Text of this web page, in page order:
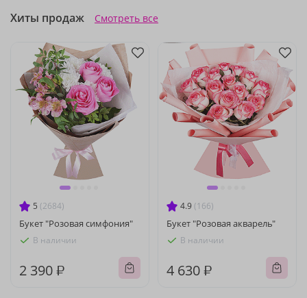
Хиты продаж Смотреть все
5 (2684)
Букет "Розовая симфония"
В наличии
2 390 ₽
4.9 (166)
Букет "Розовая акварель"
В наличии
4 630 ₽